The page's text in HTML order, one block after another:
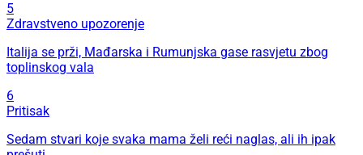
5
Zdravstveno upozorenje
Italija se prži, Mađarska i Rumunjska gase rasvjetu zbog
toplinskog vala
6
Pritisak
Sedam stvari koje svaka mama želi reći naglas, ali ih ipak